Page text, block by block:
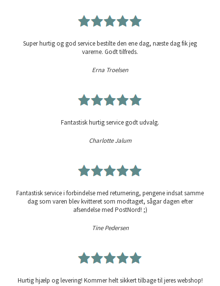
Super hurtig og god service bestilte den ene dag, næste dag fik jeg
varerne. Godt tilfreds.
Erna Troelsen
Fantastisk hurtig service godt udvalg.
Charlotte Jalum
Fantastisk service i forbindelse med returnering, pengene indsat samme
dag som varen blev kvitteret som modtaget, sågar dagen efter
afsendelse med PostNord! ;)
Tine Pedersen
Hurtig hjælp og levering! Kommer helt sikkert tilbage til jeres webshop!